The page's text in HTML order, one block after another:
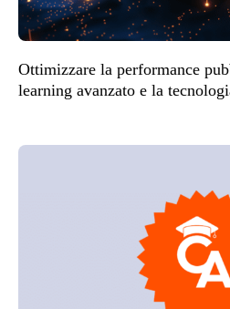
Ottimizzare la performance
learning avanzato e la